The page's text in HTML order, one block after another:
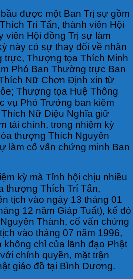
được một Ban Trị sự gồm
Trí Tấn, thành viên Hội
viên Hội đồng Trị sự làm
này có sự thay đổi về nhân
Thượng tọa Thích Minh
Phó Ban Thường trực Ban
Nữ Chơn Định xin từ
Thượng tọa Huệ Thông
vụ Phó Trưởng ban kiêm
Nữ Diệu Nghĩa giữ
tài chính, trong nhiệm kỳ
thượng Thích Nguyên
làm cố vấn chứng minh Ban
kỳ mà Tỉnh hội chịu nhiều
thượng Thích Trí Tấn,
tịch vào ngày 13 tháng 01
12 năm Giáp Tuất), kế đó
Thành, cố vấn chứng
vào tháng 07 năm 1996,
chỉ của lãnh đạo Phật
chính quyền, mặt trận
giáo đồ tại Bình Dương.